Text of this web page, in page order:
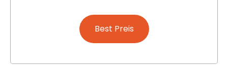
Best Preis